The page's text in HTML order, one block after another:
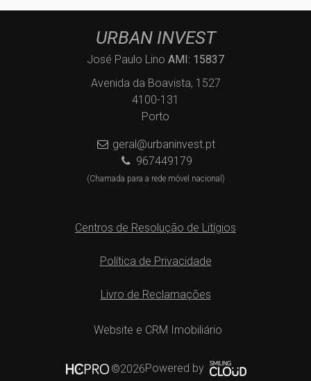
URBAN INVEST
José Paulo Lino AMI: 15837
Avenida da Boavista, 1527
4100-131
Porto
geral@urbaninvest.pt
967449179
(Chamada para a rede móvel nacional)
Centros de Resolução de Litígios
Política de Privacidade
Livro de Reclamações
Website e CRM Imobiliário
©2026Powered by